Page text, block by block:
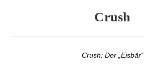
Crush
Crush: Der „Eisbär“